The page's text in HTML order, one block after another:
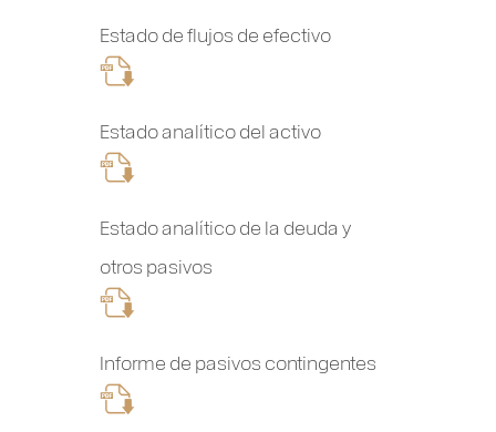
Estado de flujos de efectivo
Estado analítico del activo
Estado analítico de la deuda y
otros pasivos
Informe de pasivos contingentes